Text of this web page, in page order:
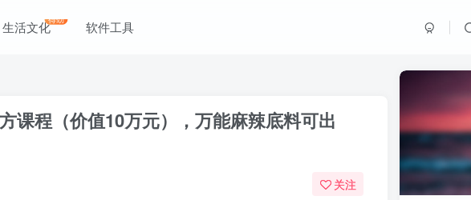
生活文化得劲 软件工具
课程（价值10万元），万能麻辣底料可出
关注